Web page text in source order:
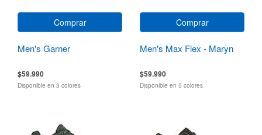
Comprar
Men's Garner
$59.990
Disponible en 3 colores
Comprar
Men's Max Flex - Maryn
$59.990
Disponible en 5 colores